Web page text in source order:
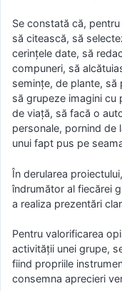
Se constată că,
să citească, să
cerinţele date, să
compuneri, să
seminţe, de plante, să
să grupeze imagini cu
de viaţă, să facă o
personale, pornind de
unui fapt pus pe
În derularea
îndrumător al fiecărei
a realiza prezentări
Pentru valorificarea
activităţii unei grupe,
fiind propriile
consemna aprecieri